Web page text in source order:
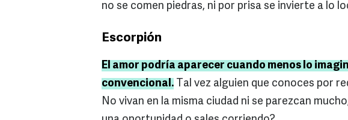
no se comen piedras, ni por prisa se invierte a lo
Escorpión
El amor podría aparecer cuando menos lo
convencional. Tal vez alguien que conoces por
No vivan en la misma ciudad ni se parezcan